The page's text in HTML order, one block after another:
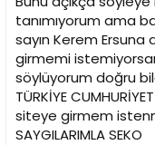
tanımıyorum ama
sayın Kerem Ersuna
girmemi
söylüyorum doğru
TÜRKİYE
siteye girmem
SAYGILARIMLA SEKO